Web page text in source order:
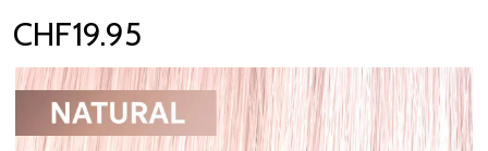
CHF19.95